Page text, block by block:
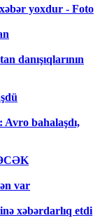
yoxdur - Foto
danışıqlarının
Avro bahalaşdı,
var
xəbərdarlıq etdi